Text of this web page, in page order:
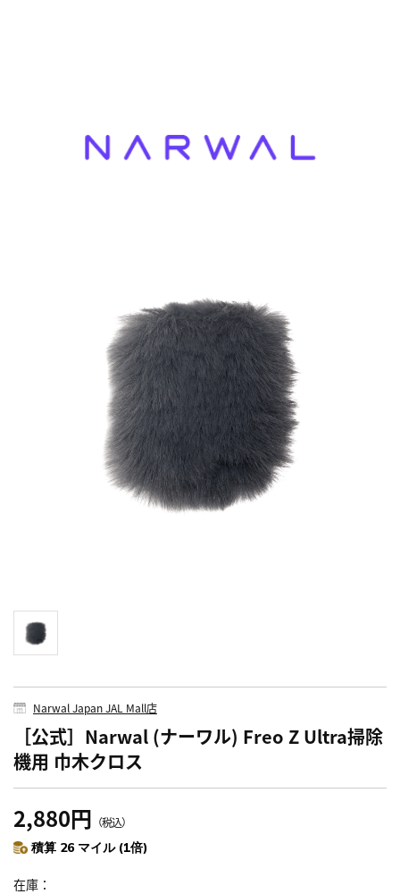
Narwal Japan JAL Mall店
［公式］Narwal (ナーワル) Freo Z Ultra掃除
機用 巾木クロス
2,880円 （税込）
積算 26 マイル (1倍)
在庫